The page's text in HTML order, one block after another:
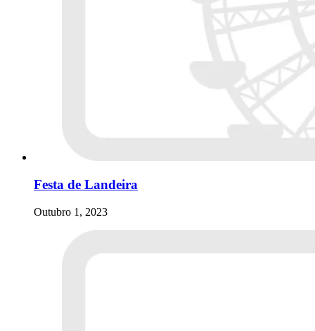
Festa de Landeira
Outubro 1, 2023